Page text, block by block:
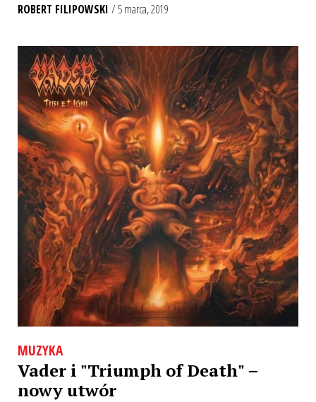
ROBERT FILIPOWSKI / 5 marca, 2019
MUZYKA
Vader i "Triumph of Death" –
nowy utwór